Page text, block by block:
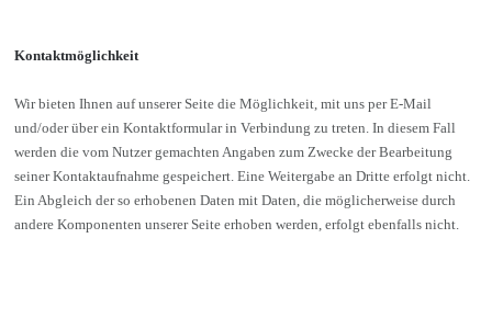
Kontaktmöglichkeit
Wir bieten Ihnen auf unserer Seite die Möglichkeit, mit uns per E-Mail
und/oder über ein Kontaktformular in Verbindung zu treten. In diesem Fall
werden die vom Nutzer gemachten Angaben zum Zwecke der Bearbeitung
seiner Kontaktaufnahme gespeichert. Eine Weitergabe an Dritte erfolgt nicht.
Ein Abgleich der so erhobenen Daten mit Daten, die möglicherweise durch
andere Komponenten unserer Seite erhoben werden, erfolgt ebenfalls nicht.